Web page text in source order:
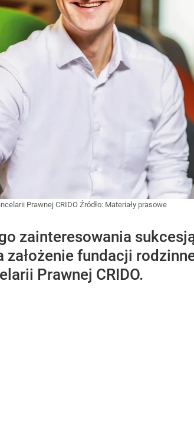
Prawnej CRIDO Źródło: Materiały prasowe
zainteresowania
założenie fundacji
Prawnej CRIDO.